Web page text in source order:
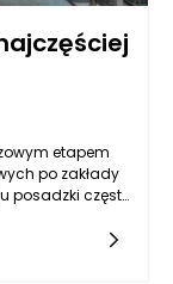
etapem
po zakłady
posadzki często
estetyki, to